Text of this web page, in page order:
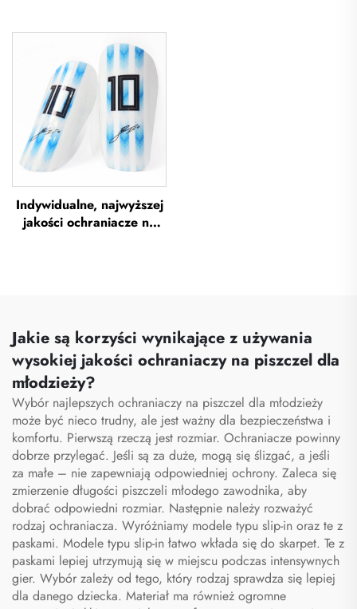
Indywidualne, najwyższej
jakości ochraniacze na
Jakie są korzyści wynikające z używania
wysokiej jakości ochraniaczy na piszczel dla
młodzieży?
Wybór najlepszych ochraniaczy na piszczel dla młodzieży
może być nieco trudny, ale jest ważny dla bezpieczeństwa i
komfortu. Pierwszą rzeczą jest rozmiar. Ochraniacze powinny
dobrze przylegać. Jeśli są za duże, mogą się ślizgać, a jeśli
za małe – nie zapewniają odpowiedniej ochrony. Zaleca się
zmierzenie długości piszczeli młodego zawodnika, aby
dobrać odpowiedni rozmiar. Następnie należy rozważyć
rodzaj ochraniacza. Wyróżniamy modele typu slip-in oraz te z
paskami. Modele typu slip-in łatwo wkłada się do skarpet. Te z
paskami lepiej utrzymują się w miejscu podczas intensywnych
gier. Wybór zależy od tego, który rodzaj sprawdza się lepiej
dla danego dziecka. Materiał ma również ogromne